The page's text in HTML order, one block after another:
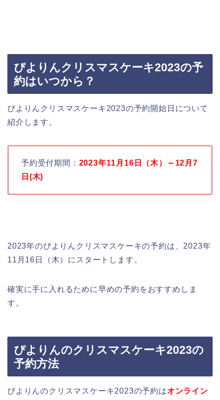
ぴよりんクリスマスケーキ2023の予
約はいつから？
ぴよりんクリスマスケーキ2023の予約開始日について
紹介します。
予約受付期間： 2023年11月16日（木）～12月7
日(木)
2023年のぴよりんクリスマスケーキの予約は、2023年
11月16日（木）にスタートします。
確実に手に入れるために早めの予約をおすすめしま
す。
ぴよりんのクリスマスケーキ2023の
予約方法
ぴよりんのクリスマスケーキ2023の予約はオンライン